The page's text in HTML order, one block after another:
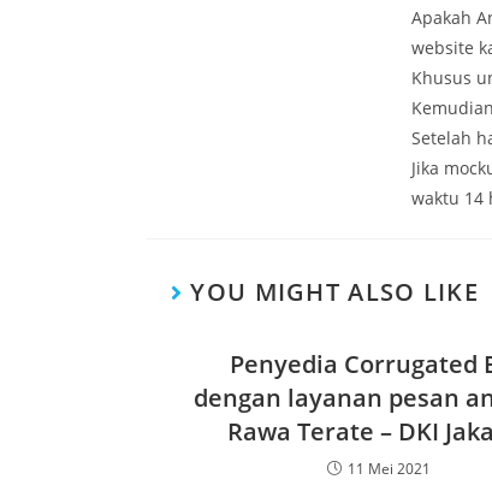
Apakah
website
Khusus
Setelah
Jika
waktu 14
YOU MIGHT ALSO LIKE
Penyedia Corrugated
dengan layanan pesan
Rawa Terate – DKI
11 Mei 2021